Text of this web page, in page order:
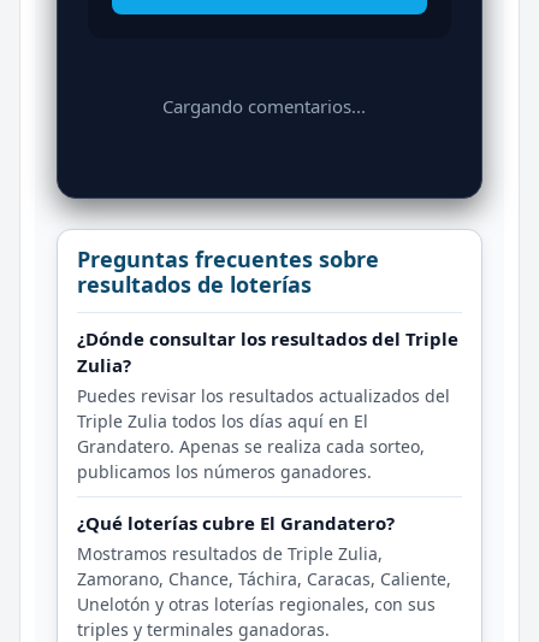
Cargando comentarios...
Preguntas frecuentes sobre
resultados de loterías
¿Dónde consultar los resultados del Triple
Zulia?
Puedes revisar los resultados actualizados del
Triple Zulia todos los días aquí en El
Grandatero. Apenas se realiza cada sorteo,
publicamos los números ganadores.
¿Qué loterías cubre El Grandatero?
Mostramos resultados de Triple Zulia,
Zamorano, Chance, Táchira, Caracas, Caliente,
Unelotón y otras loterías regionales, con sus
triples y terminales ganadoras.